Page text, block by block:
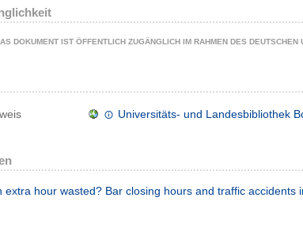
DOKUMENT IST ÖFFENTLICH ZUGÄNGLICH IM RAHMEN DES DEUTSCHEN
Universitäts- und Landesbibliothek
extra hour wasted? Bar closing hours and traffic accidents